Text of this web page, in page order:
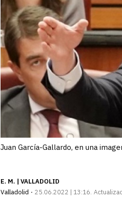
Juan García-Gallardo, en una
E. M. | VALLADOLID
Valladolid
25.06.2022 | 13:16